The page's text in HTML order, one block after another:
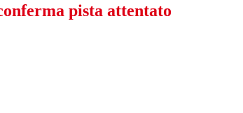
pista attentato